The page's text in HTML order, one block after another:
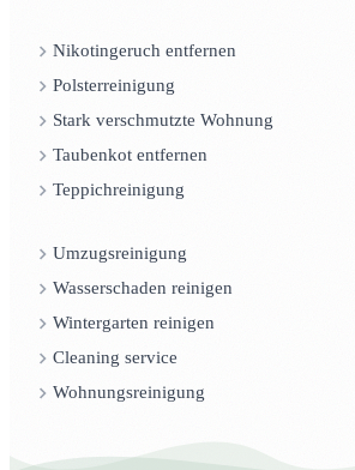
Nikotingeruch entfernen
Polsterreinigung
Stark verschmutzte Wohnung
Taubenkot entfernen
Teppichreinigung
Umzugsreinigung
Wasserschaden reinigen
Wintergarten reinigen
Cleaning service
Wohnungsreinigung